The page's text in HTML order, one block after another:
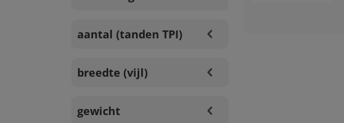
aantal (tanden TPI)
breedte (vijl)
gewicht